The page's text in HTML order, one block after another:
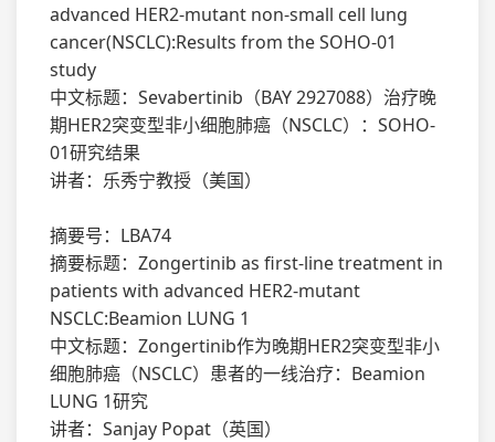
advanced HER2-mutant non-small cell lung
cancer(NSCLC):Results from the SOHO-01
study
中文标题：Sevabertinib（BAY 2927088）治疗晚
期HER2突变型非小细胞肺癌（NSCLC）：SOHO-
01研究结果
讲者：乐秀宁教授（美国）
摘要号：LBA74
摘要标题：Zongertinib as first-line treatment in
patients with advanced HER2-mutant
NSCLC:Beamion LUNG 1
中文标题：Zongertinib作为晚期HER2突变型非小
细胞肺癌（NSCLC）患者的一线治疗：Beamion
LUNG 1研究
讲者：Sanjay Popat（英国）